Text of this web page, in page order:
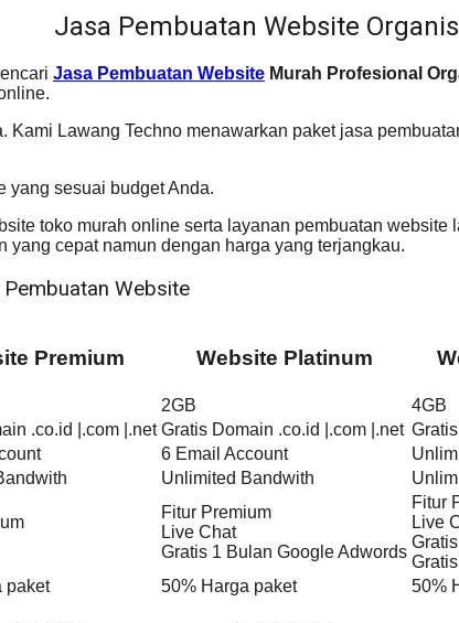
Jasa Pembuatan Website
Jasa Pembuatan Website Murah Profesional
Lawang Techno menawarkan paket jasa
yang sesuai budget Anda.
toko murah online serta layanan pembuatan
cepat namun dengan harga yang terjangkau.
Website
Premium Website Platinum
2GB
4GB
.co.id |.com |.net Gratis Domain .co.id |.com |.net
6 Email Account
Unlimited Bandwith
Fitur Premium
Live Chat
Gratis 1 Bulan Google Adwords
Fitur
Live
paket 50% Harga paket 50%